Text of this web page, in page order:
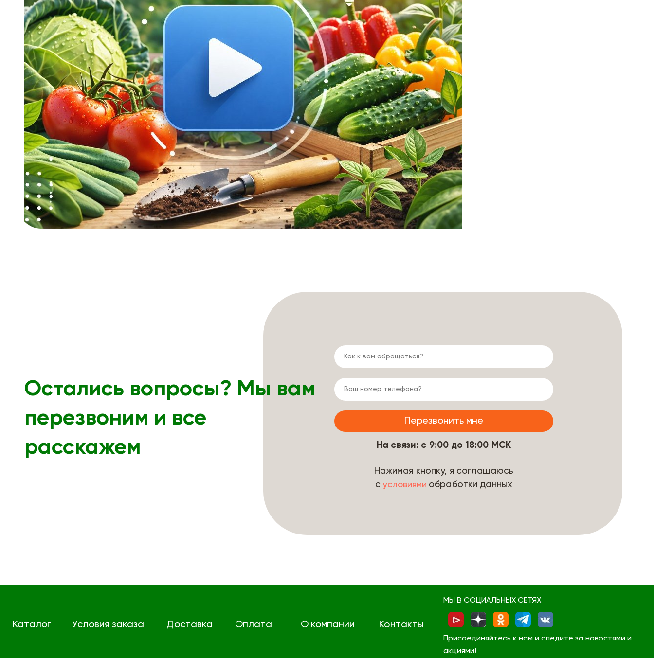
Остались вопросы? Мы вам
перезвоним и все
расскажем
На связи: с 9:00 до 18:00 МСК
Нажимая кнопку, я соглашаюсь
с условиями обработки данных
Каталог Условия заказа Доставка Оплата О компании Контакты
МЫ В СОЦИАЛЬНЫХ СЕТЯХ
Присоединяйтесь к нам и следите за новостями и
акциями!